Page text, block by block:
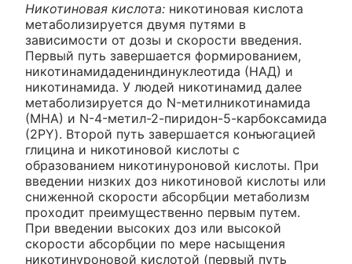
Никотиновая кислота: никотиновая кислота
метаболизируется двумя путями в
зависимости от дозы и скорости введения.
Первый путь завершается формированием,
никотинамидадениндинуклеотида (НАД) и
никотинамида. У людей никотинамид далее
метаболизируется до N-метилникотинамида
(МНА) и N-4-метил-2-пиридон-5-карбоксамида
(2PY). Второй путь завершается конъюгацией
глицина и никотиновой кислоты с
образованием никотинуроновой кислоты. При
введении низких доз никотиновой кислоты или
сниженной скорости абсорбции метаболизм
проходит преимущественно первым путем.
При введении высоких доз или высокой
скорости абсорбции по мере насыщения
никотинуроновой кислотой (первый путь